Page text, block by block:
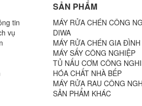
tin
vụ
SẢN PHẨM
MÁY RỬA CHÉN CÔNG
DIWA
MÁY RỬA CHÉN GIA ĐÌNH
MÁY SẤY CÔNG NGHIỆP
TỦ NẤU CƠM CÔNG
HÓA CHẤT NHÀ BẾP
MÁY RỬA RAU CÔNG
SẢN PHẨM KHÁC